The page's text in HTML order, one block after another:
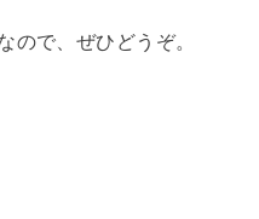
ので、ぜひどうぞ。